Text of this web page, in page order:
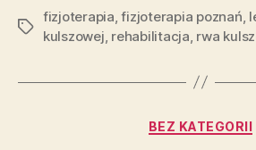
Tagi
fizjoterapia ,fizjoterapia poznań
kulszowej rehabilitacja rwa
BEZ KATEGORII